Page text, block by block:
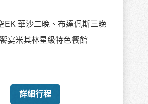
EK 華沙二晚、布達佩斯三晚
宴米其林星級特色餐館
詳細行程